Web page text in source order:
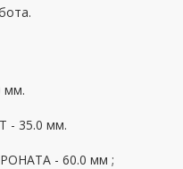
мм.
- 35.0 мм.
- 60.0 мм ;